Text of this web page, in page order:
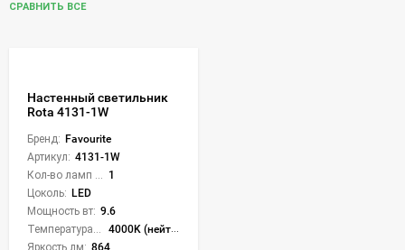
СРАВНИТЬ ВСЕ
Настенный светильник
Rota 4131-1W
Бренд: Favourite
Артикул: 4131-1W
1
Цоколь: LED
Мощность вт: 9.6
4000K (нейтральный)
Яркость лм: 864